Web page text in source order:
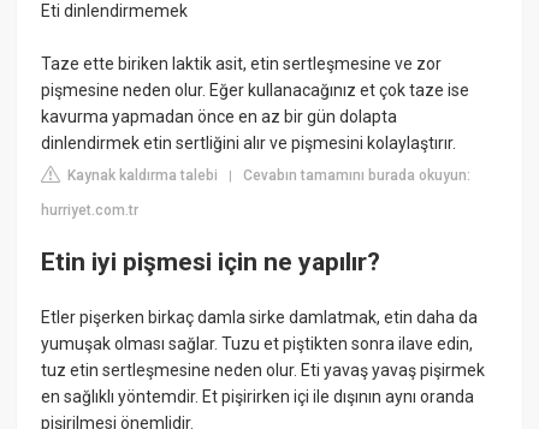
Eti dinlendirmemek
Taze ette biriken laktik asit, etin sertleşmesine ve zor
pişmesine neden olur. Eğer kullanacağınız et çok taze ise
kavurma yapmadan önce en az bir gün dolapta
dinlendirmek etin sertliğini alır ve pişmesini kolaylaştırır.
Kaynak kaldırma talebi |Cevabın tamamını burada okuyun:
hurriyet.com.tr
Etin iyi pişmesi için ne yapılır?
Etler pişerken birkaç damla sirke damlatmak, etin daha da
yumuşak olması sağlar. Tuzu et piştikten sonra ilave edin,
tuz etin sertleşmesine neden olur. Eti yavaş yavaş pişirmek
en sağlıklı yöntemdir. Et pişirirken içi ile dışının aynı oranda
pişirilmesi önemlidir.